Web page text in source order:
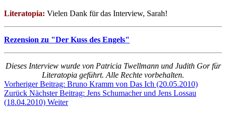
Literatopia: Vielen Dank für das Interview, Sarah!
Rezension zu "Der Kuss des Engels"
Dieses Interview wurde von Patricia Twellmann und Judith Gor für
Literatopia geführt. Alle Rechte vorbehalten.
Vorheriger Beitrag: Bruno Kramm von Das Ich (20.05.2010)
Zurück Nächster Beitrag: Jens Schumacher und Jens Lossau
(18.04.2010) Weiter